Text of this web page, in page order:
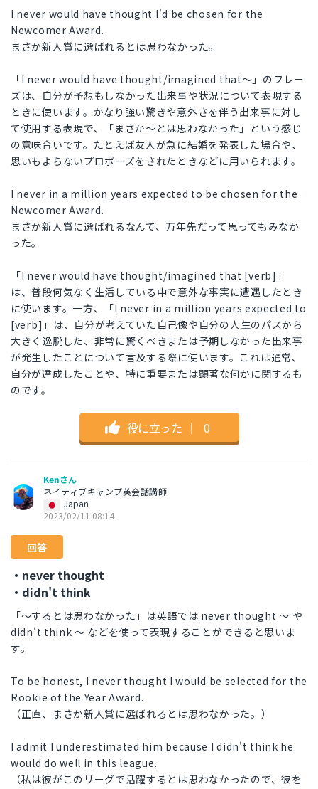
I never would have thought I'd be chosen for the
Newcomer Award.
まさか新人賞に選ばれるとは思わなかった。
「I never would have thought/imagined that～」のフレー
ズは、自分が予想もしなかった出来事や状況について表現する
ときに使います。かなり強い驚きや意外さを伴う出来事に対し
て使用する表現で、「まさか～とは思わなかった」という感じ
の意味合いです。たとえば友人が急に結婚を発表した場合や、
思いもよらないプロポーズをされたときなどに用いられます。
I never in a million years expected to be chosen for the
Newcomer Award.
まさか新人賞に選ばれるなんて、万年先だって思ってもみなか
った。
「I never would have thought/imagined that [verb]」
は、普段何気なく生活している中で意外な事実に遭遇したとき
に使います。一方、「I never in a million years expected to
[verb]」は、自分が考えていた自己像や自分の人生のパスから
大きく逸脱した、非常に驚くべきまたは予期しなかった出来事
が発生したことについて言及する際に使います。これは通常、
自分が達成したことや、特に重要または顕著な何かに関するも
のです。
役に立った ｜ 0
Kenさん
ネイティブキャンプ英会話講師
Japan
2023/02/11 08:14
回答
・never thought
・didn't think
「～するとは思わなかった」は英語では never thought 〜 や
didn't think 〜 などを使って表現することができると思いま
す。
To be honest, I never thought I would be selected for the
Rookie of the Year Award.
（正直、まさか新人賞に選ばれるとは思わなかった。）
I admit I underestimated him because I didn't think he
would do well in this league.
（私は彼がこのリーグで活躍するとは思わなかったので、彼を